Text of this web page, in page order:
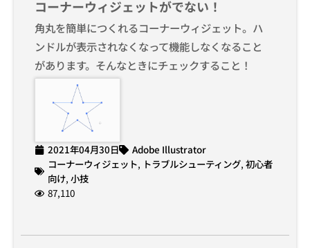
コーナーウィジェットがでない！
角丸を簡単につくれるコーナーウィジェット。ハ
ンドルが表示されなくなって機能しなくなること
があります。そんなときにチェックすること！
2021年04月30日
Adobe Illustrator
コーナーウィジェット, トラブルシューティング, 初心者
向け, 小技
87,110